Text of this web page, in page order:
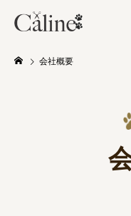
会社概要